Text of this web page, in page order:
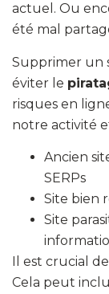
actuel. Ou
été mal
Supprimer un
éviter le
risques en
notre activité
Ancien
SERPs
Site bien
Site
Il est crucial
Cela peut